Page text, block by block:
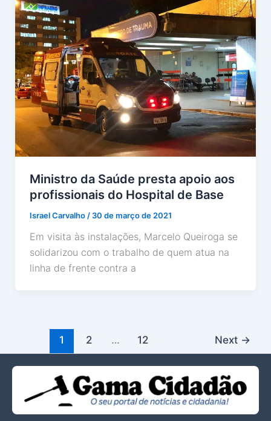
Ministro da Saúde presta apoio aos
profissionais do Hospital de Base
Israel Carvalho / 30 de março de 2021
Em visita às instalações, Marcelo Queiroga se
solidarizou com o trabalho de quem atua na
linha de frente contra a
1 2 … 12 Next →